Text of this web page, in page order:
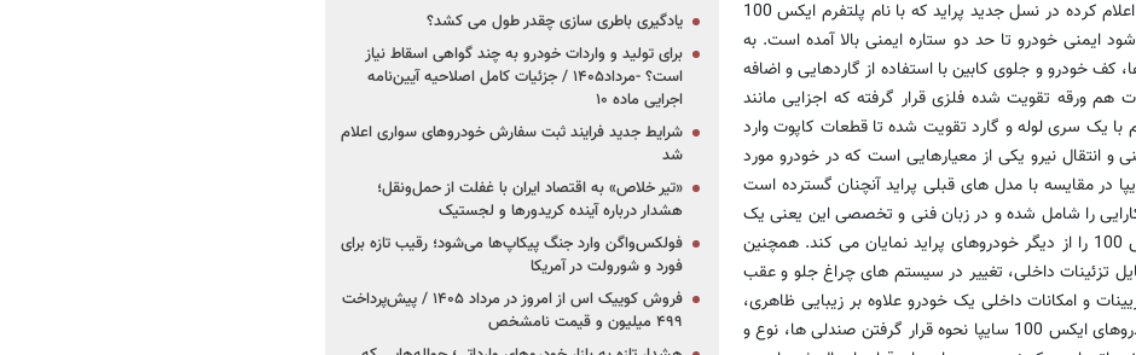
دو ستاره ایمنی عنوان شده است. البته گروه خودروسازی سایپا اعلام کرده در نسل جدید پراید که با نام پلتفرم ایکس 100
خودرو تا حد دو ستاره ایمنی بالا آمده است. به
کف خودرو و جلوی کابین با استفاده از گاردهایی و اضافه
ورقه تقویت شده فلزی قرار گرفته که اجزایی مانند
با یک سری لوله و گارد تقویت شده تا قطعات کاپوت وارد
انتقال نیرو یکی از معیارهایی است که در خودرو مورد
قرار می گیرد، تغییرات موتور خودروهای ایکس 100 سایپا در مقایسه با مدل های قبلی پراید آنچنان گسترده است
مصرف سوخت و افزایش 17 درصد در کارایی را شامل شده و در زبان فنی و تخصصی این یعنی یک
تغییر کامل در نیروی محرکه یک خودرو که تفاوت فاحش ایکس 100 را از دیگر خودروهای پراید نمایان می کند. همچنین
تزئینات داخلی، تغییر در سیستم های چراغ جلو و عقب
و امکانات داخلی یک خودرو علاوه بر زیبایی ظاهری،
یکسری از نیازهای ایمنی و رفاهی را پوشش می دهد که در خودروهای ایکس 100 سایپا نحوه قرار گرفتن صندلی ها، نوع و
یادگیری باطری سازی چقدر طول می کشد؟
برای تولید و واردات خودرو به چند گواهی اسقاط نیاز
است؟ -مرداد۱۴۰۵ / جزئیات کامل اصلاحیه آیین‌نامه
اجرایی ماده ۱۰
شرایط جدید فرایند ثبت سفارش خودروهای سواری اعلام
شد
«تیر خلاص» به اقتصاد ایران با غفلت از حمل‌ونقل؛
هشدار درباره آینده کریدورها و لجستیک
فولکس‌واگن وارد جنگ پیکاپ‌ها می‌شود؛ رقیب تازه برای
فورد و شورولت در آمریکا
فروش کوییک اس از امروز در مرداد ۱۴۰۵ / پیش‌پرداخت
۴۹۹ میلیون و قیمت نامشخص